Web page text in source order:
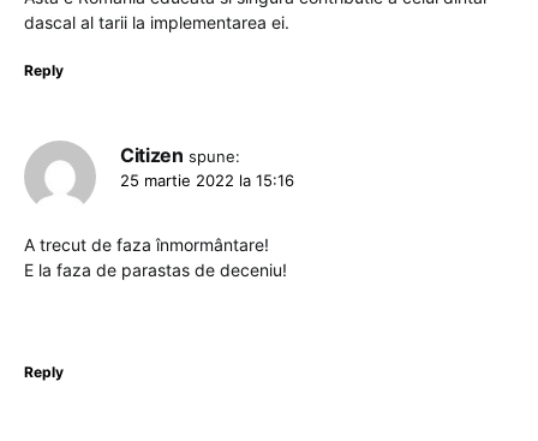
dascal al tarii la implementarea ei.
Reply
Citizen spune:
25 martie 2022 la 15:16
A trecut de faza înmormântare!
E la faza de parastas de deceniu!
Reply